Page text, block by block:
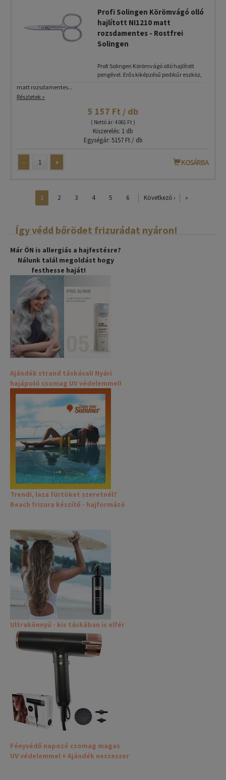
Profi Solingen Körömvágó olló
hajlított NI1210 matt
rozsdamentes - Rostfrei
Solingen
Profi Solingen Körömvágó olló hajlított
pengével. Erős kiképzésű pedikűr eszköz,
matt rozsdamentes...
Részletek »
5 157 Ft / db
( Nettó ár: 4 061 Ft )
Kiszerelés: 1 db
Egységár: 5157 Ft / db
- + KOSÁRBA
1 2 3 4 5 6 Következő › »
Így védd bőrödet frizurádat nyáron!
Már ÖN is allergiás a hajfestésre?
Nálunk talál megoldást hogy
festhesse haját!
Ajándék strand táskával! Nyári
hajápoló csomag UV védelemmel!
Trendi, laza fürtöket szeretnél?
Beach frizura készítő - hajformázó
Ultrakönnyű - kis táskában is elfér
Fényvédő napozó csomag magas
UV védelemmel + Ajándék neszeszer